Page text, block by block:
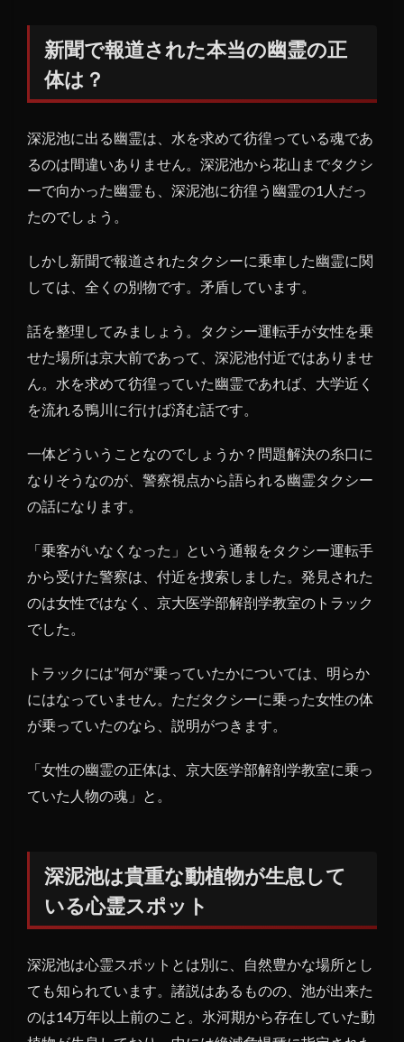
新聞で報道された本当の幽霊の正
体は？
深泥池に出る幽霊は、水を求めて彷徨っている魂であ
るのは間違いありません。深泥池から花山までタクシ
ーで向かった幽霊も、深泥池に彷徨う幽霊の1人だっ
たのでしょう。
しかし新聞で報道されたタクシーに乗車した幽霊に関
しては、全くの別物です。矛盾しています。
話を整理してみましょう。タクシー運転手が女性を乗
せた場所は京大前であって、深泥池付近ではありませ
ん。水を求めて彷徨っていた幽霊であれば、大学近く
を流れる鴨川に行けば済む話です。
一体どういうことなのでしょうか？問題解決の糸口に
なりそうなのが、警察視点から語られる幽霊タクシー
の話になります。
「乗客がいなくなった」という通報をタクシー運転手
から受けた警察は、付近を捜索しました。発見された
のは女性ではなく、京大医学部解剖学教室のトラック
でした。
トラックには”何が”乗っていたかについては、明らか
にはなっていません。ただタクシーに乗った女性の体
が乗っていたのなら、説明がつきます。
「女性の幽霊の正体は、京大医学部解剖学教室に乗っ
ていた人物の魂」と。
深泥池は貴重な動植物が生息して
いる心霊スポット
深泥池は心霊スポットとは別に、自然豊かな場所とし
ても知られています。諸説はあるものの、池が出来た
のは14万年以上前のこと。氷河期から存在していた動